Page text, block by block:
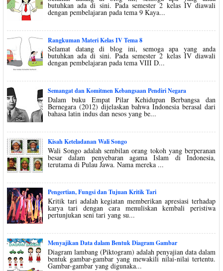
butuhkan ada di sini. Pada semester 2 kelas IV diawali
dengan pembelajaran pada tema 9 Kaya...
Rangkuman Materi Kelas IV Tema 8
Selamat datang di blog ini, semoga apa yang anda
butuhkan ada di sini. Pada semester 2 kelas IV diawali
dengan pembelajaran pada tema VIII D...
Semangat dan Komitmen Kebangsaan Pendiri Negara
Dalam buku Empat Pilar Kehidupan Berbangsa dan
Bernegara (2012) dijelaskan bahwa Indonesia berasal dari
bahasa latin indus dan nesos yang be...
Kisah Keteladanan Wali Songo
Wali Songo adalah sembilan orang tokoh yang berperanan
besar dalam penyebaran agama Islam di Indonesia,
terutama di Pulau Jawa. Nama mereka ...
Pengertian, Fungsi dan Tujuan Kritik Tari
Kritik tari adalah kegiatan memberikan apresiasi terhadap
karya tari dengan cara menuliskan kembali peristiwa
pertunjukan seni tari yang su...
Menyajikan Data dalam Bentuk Diagram Gambar
Diagram lambang (Piktogram) adalah penyajian data dalam
bentuk gambar-gambar yang mewakili nilai-nilai tertentu.
Gambar-gambar yang digunaka...